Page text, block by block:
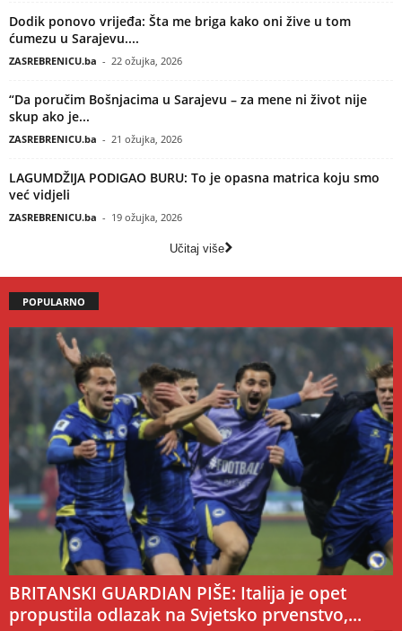
Dodik ponovo vrijeđa: Šta me briga kako oni žive u tom
ćumezu u Sarajevu....
ZASREBRENICU.ba - 22 ožujka, 2026
“Da poručim Bošnjacima u Sarajevu – za mene ni život nije
skup ako je...
ZASREBRENICU.ba - 21 ožujka, 2026
LAGUMDŽIJA PODIGAO BURU: To je opasna matrica koju smo
već vidjeli
ZASREBRENICU.ba - 19 ožujka, 2026
Učitaj više
POPULARNO
BRITANSKI GUARDIAN PIŠE: Italija je opet
propustila odlazak na Svjetsko prvenstvo,...